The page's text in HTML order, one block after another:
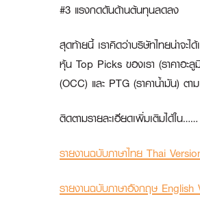
#3 แรงกดดันด้านต้นทุนลดลง
สุดท้ายนี้ เราคิดว่าบริษัทไทยน่าจ
หุ้น Top Picks ของเรา (ราคาอ
(OCC) และ PTG (ราคาน้ำมัน) ตา
ติดตามรายละเอียดเพิ่มเติมได้ใน……
รายงานฉบับภาษาไทย Thai
รายงานฉบับภาษาอังกฤษ English